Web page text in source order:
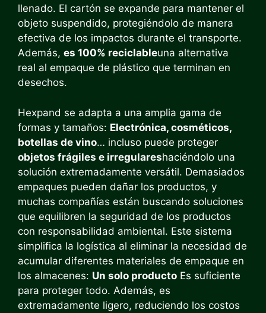
llenado. El cartón se expande para mantener el
objeto suspendido, protegiéndolo de manera
efectiva de los impactos durante el transporte.
Además, es 100% reciclableuna alternativa
real al empaque de plástico que terminan en
desechos.
Hexpand se adapta a una amplia gama de
formas y tamaños: Electrónica, cosméticos,
botellas de vino… incluso puede proteger
objetos frágiles e irregulareshaciéndolo una
solución extremadamente versátil. Demasiados
empaques pueden dañar los productos, y
muchas compañías están buscando soluciones
que equilibren la seguridad de los productos
con responsabilidad ambiental. Este sistema
simplifica la logística al eliminar la necesidad de
acumular diferentes materiales de empaque en
los almacenes: Un solo producto Es suficiente
para proteger todo. Además, es
extremadamente ligero, reduciendo los costos